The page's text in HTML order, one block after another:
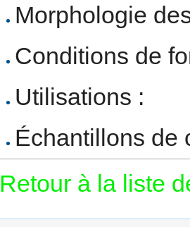
Morphologie
Conditions de
Utilisations :
Échantillons de
Retour à la liste